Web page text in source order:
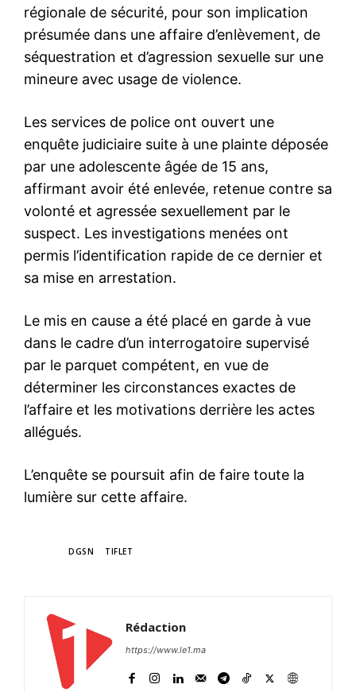
régionale de sécurité, pour son implication
présumée dans une affaire d’enlèvement, de
séquestration et d’agression sexuelle sur une
mineure avec usage de violence.
Les services de police ont ouvert une
enquête judiciaire suite à une plainte déposée
par une adolescente âgée de 15 ans,
affirmant avoir été enlevée, retenue contre sa
volonté et agressée sexuellement par le
suspect. Les investigations menées ont
permis l’identification rapide de ce dernier et
sa mise en arrestation.
Le mis en cause a été placé en garde à vue
dans le cadre d’un interrogatoire supervisé
par le parquet compétent, en vue de
déterminer les circonstances exactes de
l’affaire et les motivations derrière les actes
allégués.
L’enquête se poursuit afin de faire toute la
lumière sur cette affaire.
DGSN TIFLET
Rédaction
https://www.le1.ma